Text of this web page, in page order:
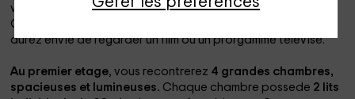
vintage.
Cette piece est equipee d'
aurez envie de regarder un film ou un prorgamme televise.
Au premier etage, vous recontrerez 4 grandes chambres,
spacieuses et lumineuses. Chaque chambre possede 2 lits